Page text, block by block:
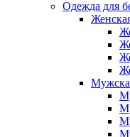
Одежда для